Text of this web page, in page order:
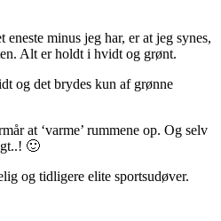
eneste minus jeg har, er at jeg synes,
Alt er holdt i hvidt og grønt.
og det brydes kun af grønne
at ‘varme’ rummene op. Og selv
🙂
og tidligere elite sportsudøver.